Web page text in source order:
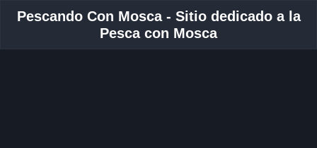
Pescando Con Mosca - Sitio dedicado a la
Pesca con Mosca